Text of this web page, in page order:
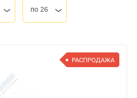
по 26
РАСПРОДАЖА